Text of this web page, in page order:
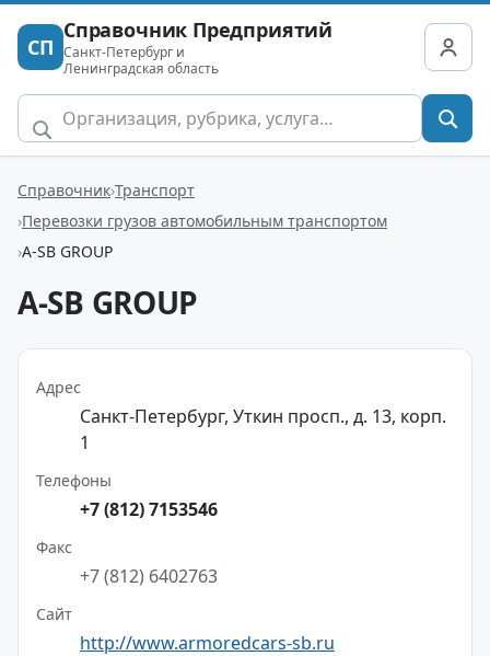
СП
Справочник Предприятий
Санкт-Петербург и
Ленинградская область
Справочник Транспорт
Перевозки грузов автомобильным транспортом
A-SB GROUP
A-SB GROUP
Адрес
Санкт-Петербург, Уткин просп., д. 13, корп.
1
Телефоны
+7 (812) 7153546
Факс
+7 (812) 6402763
Сайт
http://www.armoredcars-sb.ru